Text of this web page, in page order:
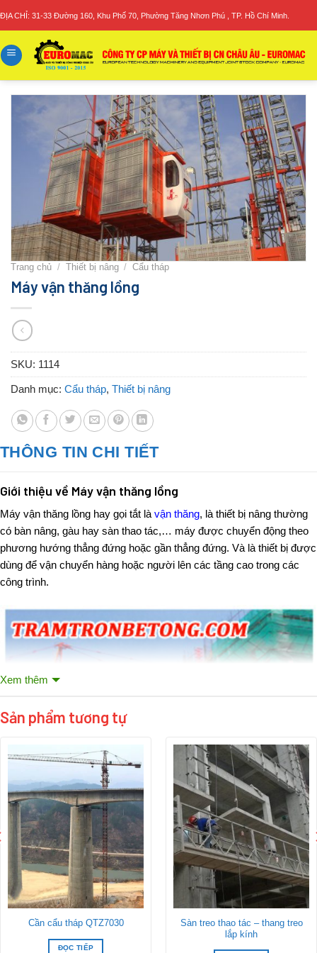
ĐỊA CHỈ: 31-33 Đường 160, Khu Phố 70, Phường Tăng Nhơn Phú , TP. Hồ Chí Minh.
Trang chủ / Thiết bị nâng / Cẩu tháp
Máy vận thăng lồng
SKU: 1114
Danh mục: Cẩu tháp, Thiết bị nâng
THÔNG TIN CHI TIẾT
Giới thiệu về Máy vận thăng lồng
Máy vận thăng lồng hay gọi tắt làvận thăng, là thiết bị nâng thường
có bàn nâng, gàu hay sàn thao tác,… máy được chuyển động theo
phương hướng thẳng đứng hoặc gần thẳng đứng. Và là thiết bị được
dùng để vận chuyển hàng hoặc người lên các tầng cao trong các
công trình.
Xem thêm
Sản phẩm tương tự
Cần cẩu tháp QTZ7030
ĐỌC TIẾP
Sàn treo thao tác – thang treo
lắp kính